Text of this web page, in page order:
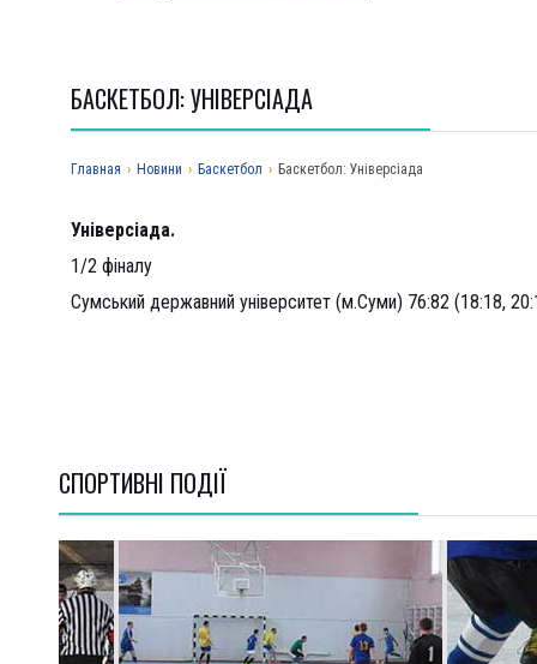
БАСКЕТБОЛ: УНІВЕРСІАДА
Главная › Новини › Баскетбол › Баскетбол: Універсіада
Універсіада.
1/2 фіналу
Сумський державний університет (м.Суми) 76:82 (18:18,
СПОРТИВНI ПОДІЇ